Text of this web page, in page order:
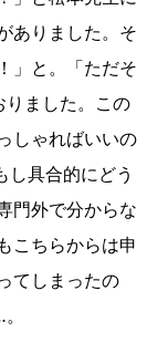
ありました。そ
」と。「ただそ
ました。この
しゃればいいの
具合的にどう
門外で分からな
こちらからは申
てしまったの